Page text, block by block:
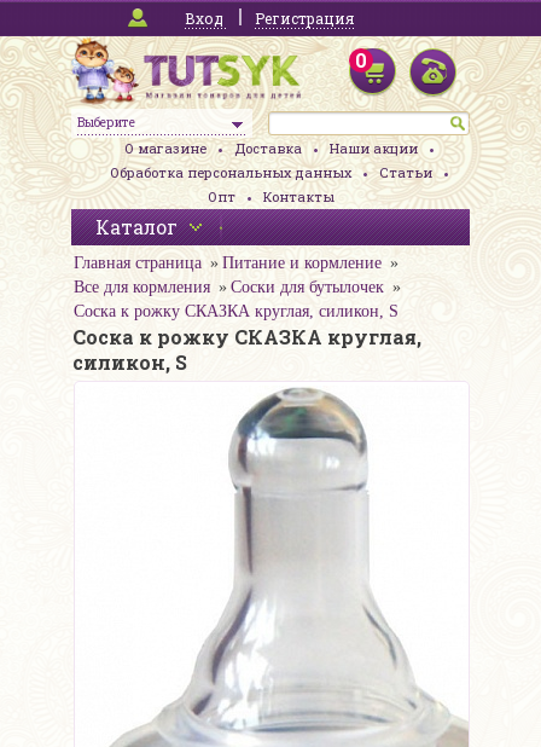
Вход Регистрация
Выберите
0
О магазине Доставка
Наши акции
Обработка персональных данных
Статьи
Опт
Контакты
Каталог
Главная страница
Питание и кормление
Все для кормления
Соски для бутылочек
Соска к рожку СКАЗКА круглая, силикон, S
Соска к рожку СКАЗКА круглая,
силикон, S